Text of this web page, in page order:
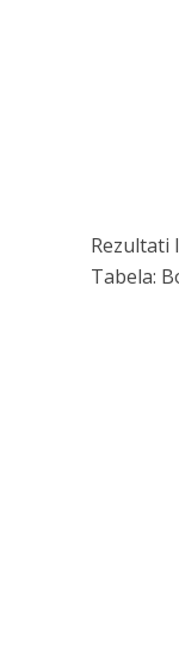
Rezultati
Tabela: